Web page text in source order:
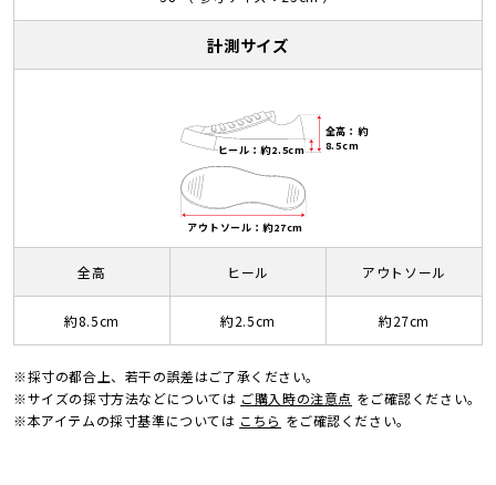
計測サイズ
全高：約
8.5cm
ヒール：約2.5cm
アウトソール：約27cm
全高
約8.5cm
ヒール
約2.5cm
アウトソール
約27cm
※採寸の都合上、若干の誤差はご了承ください。
※サイズの採寸方法などについては ご購入時の注意点 をご確認ください。
※本アイテムの採寸基準については こちら をご確認ください。